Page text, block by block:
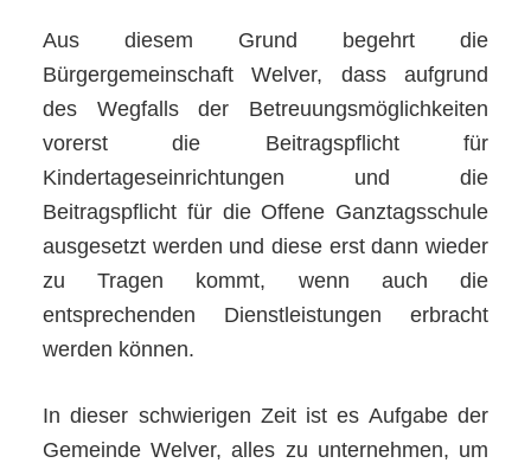
Aus diesem Grund begehrt die
Bürgergemeinschaft Welver, dass aufgrund
des Wegfalls der Betreuungsmöglichkeiten
vorerst die Beitragspflicht für
Kindertageseinrichtungen und die
Beitragspflicht für die Offene Ganztagsschule
ausgesetzt werden und diese erst dann wieder
zu Tragen kommt, wenn auch die
entsprechenden Dienstleistungen erbracht
werden können.
In dieser schwierigen Zeit ist es Aufgabe der
Gemeinde Welver, alles zu unternehmen, um